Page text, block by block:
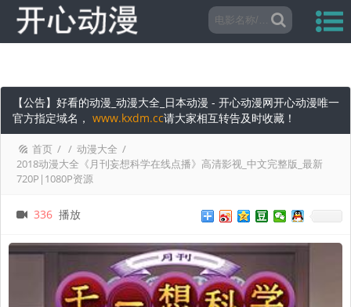
【公告】好看的动漫_动漫大全_日本动漫 - 开心动漫网开心动漫唯一
官方指定域名， www.kxdm.cc请大家相互转告及时收藏！
首页 / / 动漫大全 /
2018动漫大全《月刊妄想科学在线点播》高清影视_中文完整版_最新
720P|1080P资源
336 播放